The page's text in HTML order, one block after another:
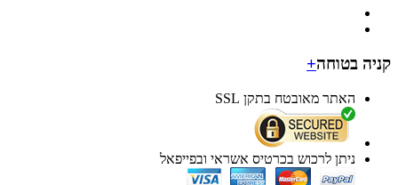
בטוחה+
האתר מאובטח בתקן SSL
ניתן לרכוש בכרטיס אשראי ובפייפאל